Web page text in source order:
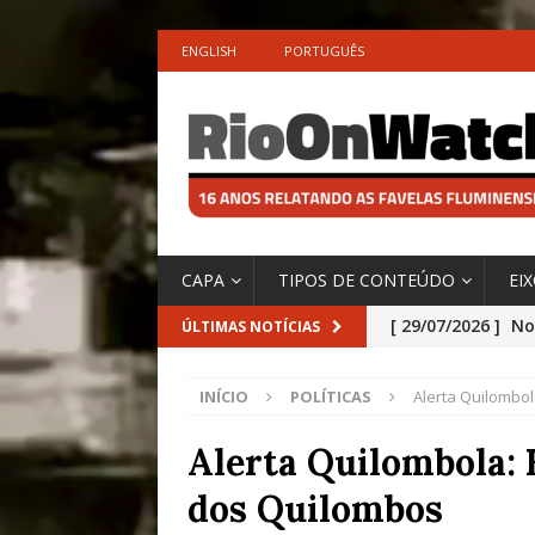
ENGLISH PORTUGUÊS
CAPA TIPOS DE CONTEÚDO
ÚLTIMAS NOTÍCIAS [ 29/07/2026 ]
Precisamos’,
Especial do
#OLHONAMÍDIA
INÍCIO POLÍTICAS Alerta
Alerta Quilombola:
dos Quilombos